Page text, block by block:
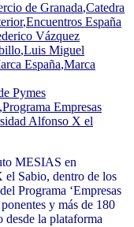
de Granada,Catedra
,Encuentros España
Vázquez
,Luis Miguel
España,Marca
Pymes
,Programa Empresas
Alfonso X el
MESIAS en
Sabio, dentro de los
Programa ‘Empresas
y más de 180
desde la plataforma